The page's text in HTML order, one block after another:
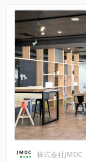
株式会社JMDC